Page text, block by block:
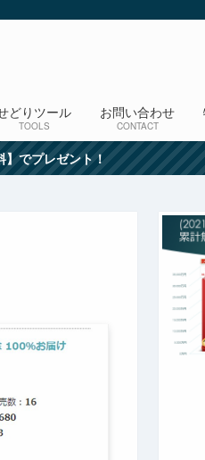
どりツール
TOOLS
お問い合わせ
CONTACT
】でプレゼント！